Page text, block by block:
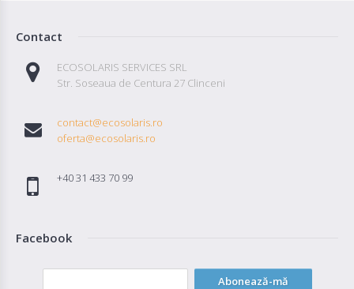
Contact
ECOSOLARIS SERVICES SRL
Str. Soseaua de Centura 27 Clinceni
contact@ecosolaris.ro
oferta@ecosolaris.ro
+40 31 433 70 99
Facebook
Abonează-mă